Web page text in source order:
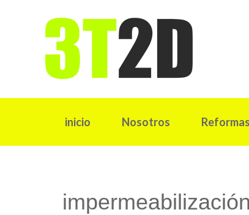
inicio Nosotros